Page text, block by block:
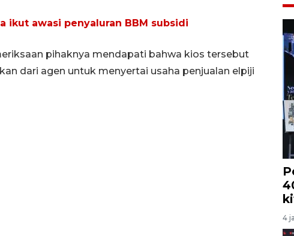
ikut awasi penyaluran BBM subsidi
pihaknya mendapati bahwa kios tersebut
dari agen untuk menyertai usaha penjualan elpiji
4